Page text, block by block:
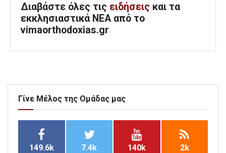
Διαβάστε όλες τις ειδήσεις και τα
εκκλησιαστικά ΝΕΑ από το
vimaorthodoxias.gr
Γίνε Μέλος της Ομάδας μας
149.6k 7.4k 140k 2k